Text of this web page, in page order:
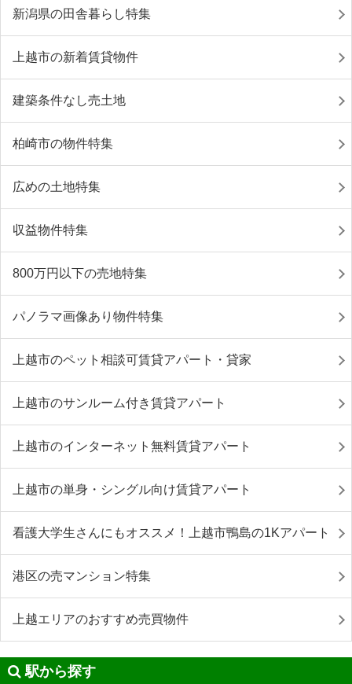
新潟県の田舎暮らし特集
上越市の新着賃貸物件
建築条件なし売土地
柏崎市の物件特集
広めの土地特集
収益物件特集
800万円以下の売地特集
パノラマ画像あり物件特集
上越市のペット相談可賃貸アパート・貸家
上越市のサンルーム付き賃貸アパート
上越市のインターネット無料賃貸アパート
上越市の単身・シングル向け賃貸アパート
看護大学生さんにもオススメ！上越市鴨島の1Kアパート
港区の売マンション特集
上越エリアのおすすめ売買物件
駅から探す